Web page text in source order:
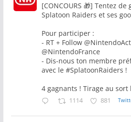
[CONCOURS 🎁] Tentez de
Splatoon Raiders et ses
Pour participer :
- RT + Follow
@NintendoFrance
- Dis-nous ton membre
avec le #SplatoonRaiders !
4 gagnants ! Tirage au sort
1114 881